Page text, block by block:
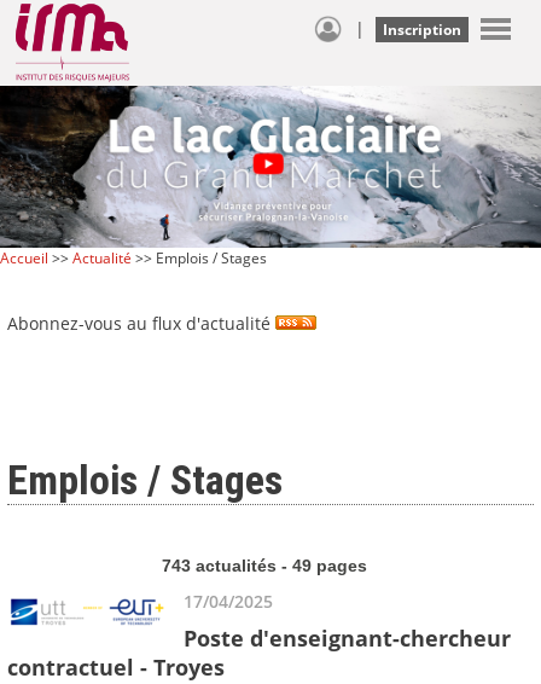
| Inscription
Accueil >>Actualité >> Emplois / Stages
Abonnez-vous au flux d'actualité
Emplois / Stages
743 actualités - 49 pages
17/04/2025
Poste d'enseignant-chercheur
contractuel - Troyes